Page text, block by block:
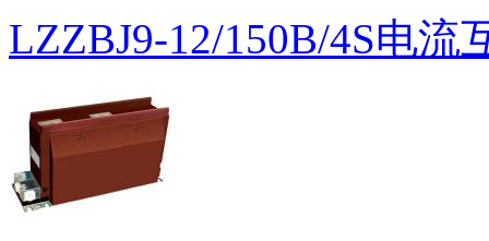
LZZBJ9-12/150B/4S电流